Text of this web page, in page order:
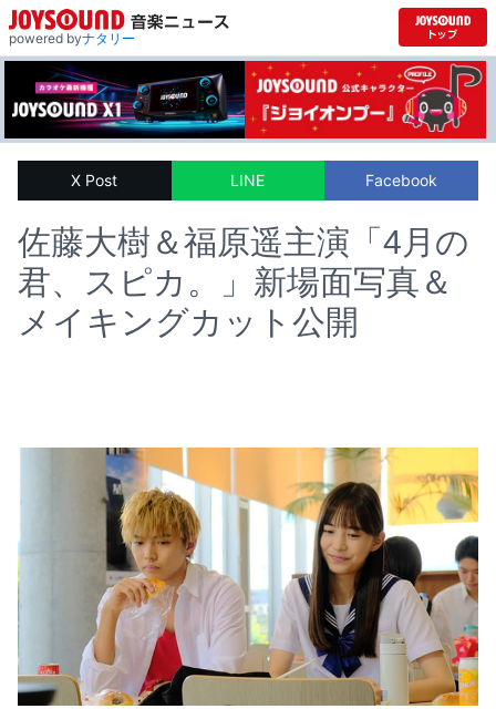
powered byナタリー
X Post LINE Facebook
佐藤大樹＆福原遥主演「4月の
君、スピカ。」新場面写真＆
メイキングカット公開